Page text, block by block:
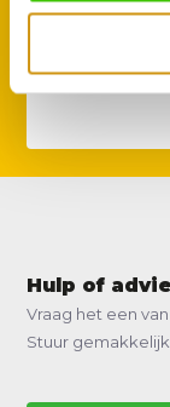
beschermhoes
Hulp of
Vraag het een
Stuur